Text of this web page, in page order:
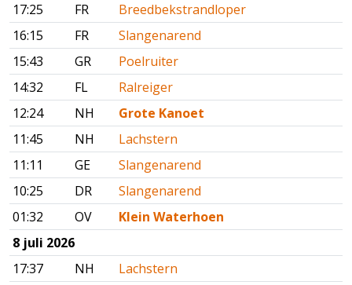
17:25
FR
Breedbekstrandloper
16:15
FR
Slangenarend
15:43
GR
Poelruiter
14:32
FL
Ralreiger
12:24
NH
Grote Kanoet
11:45
NH
Lachstern
11:11
GE
Slangenarend
10:25
DR
Slangenarend
01:32
OV
Klein Waterhoen
8 juli 2026
17:37
NH
Lachstern